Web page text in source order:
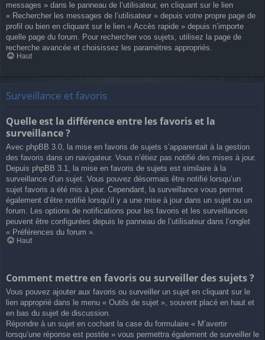
messages » dans le panneau de l’utilisateur, en cliquant sur le lien
« Rechercher les messages de l’utilisateur » depuis votre propre page de
profil ou bien en cliquant sur le lien « Accès rapide » depuis n’importe
quelle page du forum. Pour rechercher vos sujets, utilisez la page de
recherche avancée et choisissez les paramètres appropriés.
Haut
Surveillance et favoris
Quelle est la différence entre les favoris et la
surveillance ?
Avec phpBB 3.0, la mise en favoris de sujets s’apparentait à la gestion
des favoris dans un navigateur. Vous n’étiez pas notifié des mises à jour.
Depuis phpBB 3.1, la mise en favoris de sujets est similaire à la
surveillance d’un sujet. Vous pouvez désormais être notifié lorsqu’un
sujet favoris a été mis à jour. Cependant, la surveillance vous permet
également d’être notifié lorsqu’il y a une mise à jour dans un sujet ou un
forum. Les options de notifications pour les favoris et les surveillances
peuvent être configurées depuis le panneau de l’utilisateur dans l’onglet
« Préférences du forum ».
Haut
Comment mettre en favoris ou surveiller des sujets ?
Vous pouvez ajouter aux favoris ou surveiller un sujet en cliquant sur le
lien approprié dans le menu « Outils de sujet », souvent placé en haut et
en bas du sujet de discussion.
Répondre à un sujet en cochant la case du formulaire « M’avertir
lorsqu’une réponse est postée » vous permettra également de surveiller le